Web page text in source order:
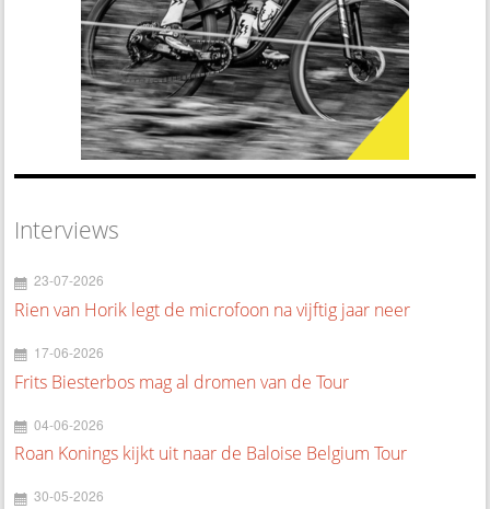
Interviews
23-07-2026
Rien van Horik legt de microfoon na vijftig jaar neer
17-06-2026
Frits Biesterbos mag al dromen van de Tour
04-06-2026
Roan Konings kijkt uit naar de Baloise Belgium Tour
30-05-2026